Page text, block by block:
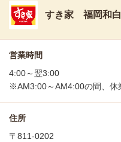
すき家 福岡和
営業時間
4:00～翌3:00
※AM3:00～AM4:00の間、休
住所
〒811-0202